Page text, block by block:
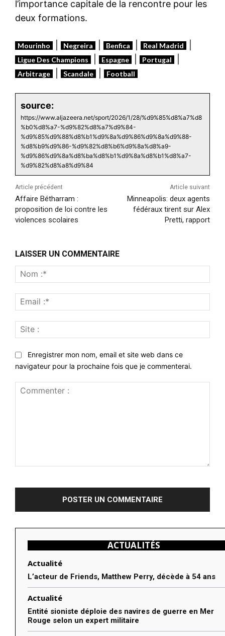
l’importance capitale de la rencontre pour les
deux formations.
Mourinho Negreira Benfica Real Madrid
Ligue Des Champions Espagne Portugal
Arbitrage Scandale Football
source:
https://www.aljazeera.net/sport/2026/1/28/%d9%85%d8%a7%d8
%b0%d8%a7-%d9%82%d8%a7%d9%84-
%d9%85%d9%88%d8%b1%d9%8a%d9%86%d9%8a%d9%88-
%d8%b9%d9%86-%d9%82%d8%b6%d9%8a%d8%a9-
%d9%86%d9%8a%d8%ba%d8%b1%d9%8a%d8%b1%d8%a7-
%d9%82%d8%a8%d9%84
Article précédent
Affaire Bétharram :
proposition de loi contre les
violences scolaires
Article suivant
Minneapolis: deux agents
fédéraux tirent sur Alex
Pretti, rapport
LAISSER UN COMMENTAIRE
:*
:*
:
Enregistrer mon nom, email et site web dans ce
navigateur pour la prochaine fois que je commenterai.
ACTUALITÉS
Actualité
L’acteur de Friends, Matthew Perry, décède à 54 ans
Actualité
Entité sioniste déploie des navires de guerre en Mer
Rouge selon un expert militaire